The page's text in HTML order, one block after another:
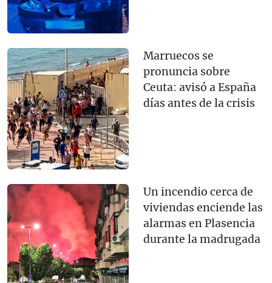
Marruecos se
pronuncia sobre
Ceuta: avisó a España
días antes de la crisis
Un incendio cerca de
viviendas enciende las
alarmas en Plasencia
durante la madrugada